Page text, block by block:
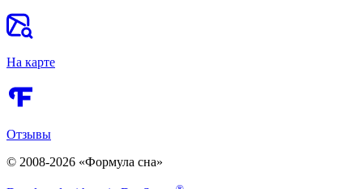
На карте
Отзывы
© 2008-2026 «Формула сна»